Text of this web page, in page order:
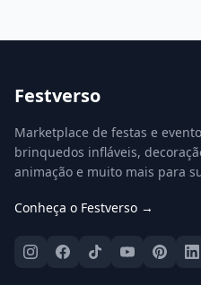
Festverso
Marketplace de festas e
brinquedos infláveis,
animação e muito mais para
Conheça o Festverso →